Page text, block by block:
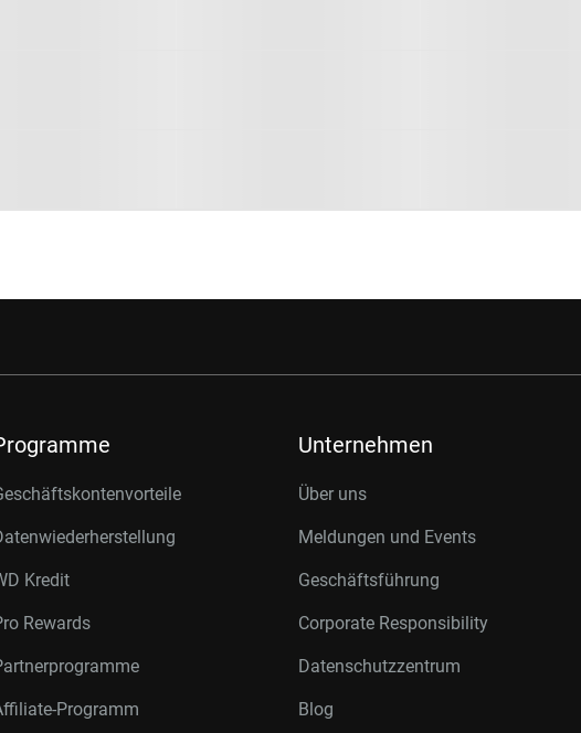
Kredit
Rewards
Programm
Unternehmen
Über uns
Meldungen und Events
Geschäftsführung
Corporate Responsibility
Datenschutzzentrum
Blog